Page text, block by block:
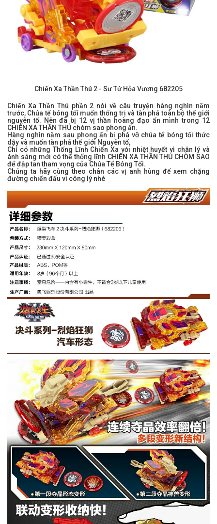
Chiến Xa Thần Thú 2 - Sư Tử Hỏa Vương 682205
Chiến Xa Thần Thú phần 2 nói về câu truyện hàng nghìn năm
trước, Chúa tể bóng tối muốn thống trị và tàn phá toàn bộ thế giới
nguyên tố. Nên đã bị 12 vị thần hoàng đạo ẩn mình trong 12
CHIẾN XA THẦN THÚ chòm sao phong ấn.
Hàng nghìn năm sau phong ấn bị phá vỡ chúa tể bóng tối thức
dậy và muốn tàn phá thế giới Nguyên tố,
Chỉ có những Thống Lĩnh Chiến Xa với nhiệt huyết vì chân lý và
ánh sáng mới có thể thống lĩnh CHIẾN XA THẦN THÚ CHÒM SAO
để đập tan tham vọng của Chúa Tể Bóng Tối.
Chúng ta hãy cùng theo chân các vị anh hùng để xem chặng
đường chiến đấu vì công lý nhé